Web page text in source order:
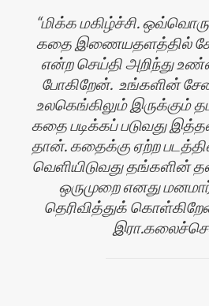
மிக்க மகிழ்ச்சி.
கதை இணையதளத்தில்
என்ற செய்தி அறிந்து
போகிறேன். உங்களின்
உலகெங்கிலும் இருக்கும்
கதை படிக்கப் படுவது
தான். கதைக்கு ஏற்ற
வெளியிடுவது தங்களின்
ஒருமுறை எனது
தெரிவித்துக்